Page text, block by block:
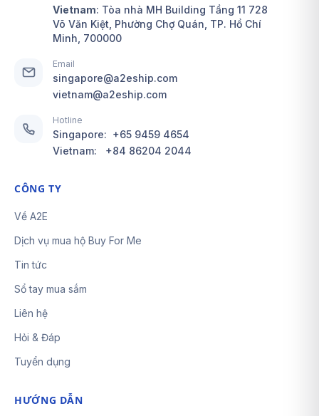
Vietnam: Tòa nhà MH Building Tầng 11 728
Võ Văn Kiệt, Phường Chợ Quán, TP. Hồ Chí
Minh, 700000
Email
singapore@a2eship.com
vietnam@a2eship.com
Hotline
Singapore: +65 9459 4654
Vietnam: +84 86204 2044
CÔNG TY
Về A2E
Dịch vụ mua hộ Buy For Me
Tin tức
Sổ tay mua sắm
Liên hệ
Hỏi & Đáp
Tuyển dụng
HƯỚNG DẪN